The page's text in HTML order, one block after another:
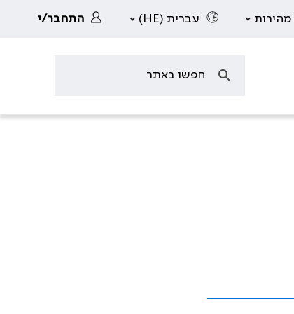
מהירות עברית (HE) התחבר/י